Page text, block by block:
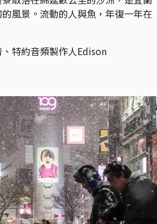
風景。流動的人與魚，年復一年在
特約音頻製作人Edison